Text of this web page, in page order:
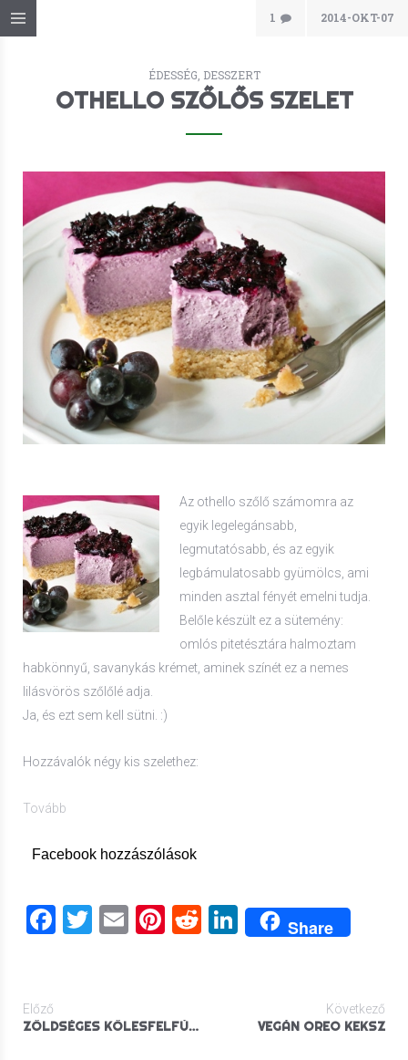
1 2014-OKT-07
ÉDESSÉG, DESSZERT
OTHELLO SZŐLŐS SZELET
Az othello szőlő számomra az
egyik legelegánsabb,
legmutatósabb, és az egyik
legbámulatosabb gyümölcs, ami
minden asztal fényét emelni tudja.
Belőle készült ez a sütemény:
omlós pitetésztára halmoztam
habkönnyű, savanykás krémet, aminek színét ez a nemes
lilásvörös szőlőlé adja.
Ja, és ezt sem kell sütni. :)
Hozzávalók négy kis szelethez:
Tovább
Facebook hozzászólások
Facebook
Twitter
EmailPinterest
RedditLinkedIn
Share
Előző
ZÖLDSÉGES KÖLESFELFÚJT
Következő
VEGÁN OREO KEKSZ